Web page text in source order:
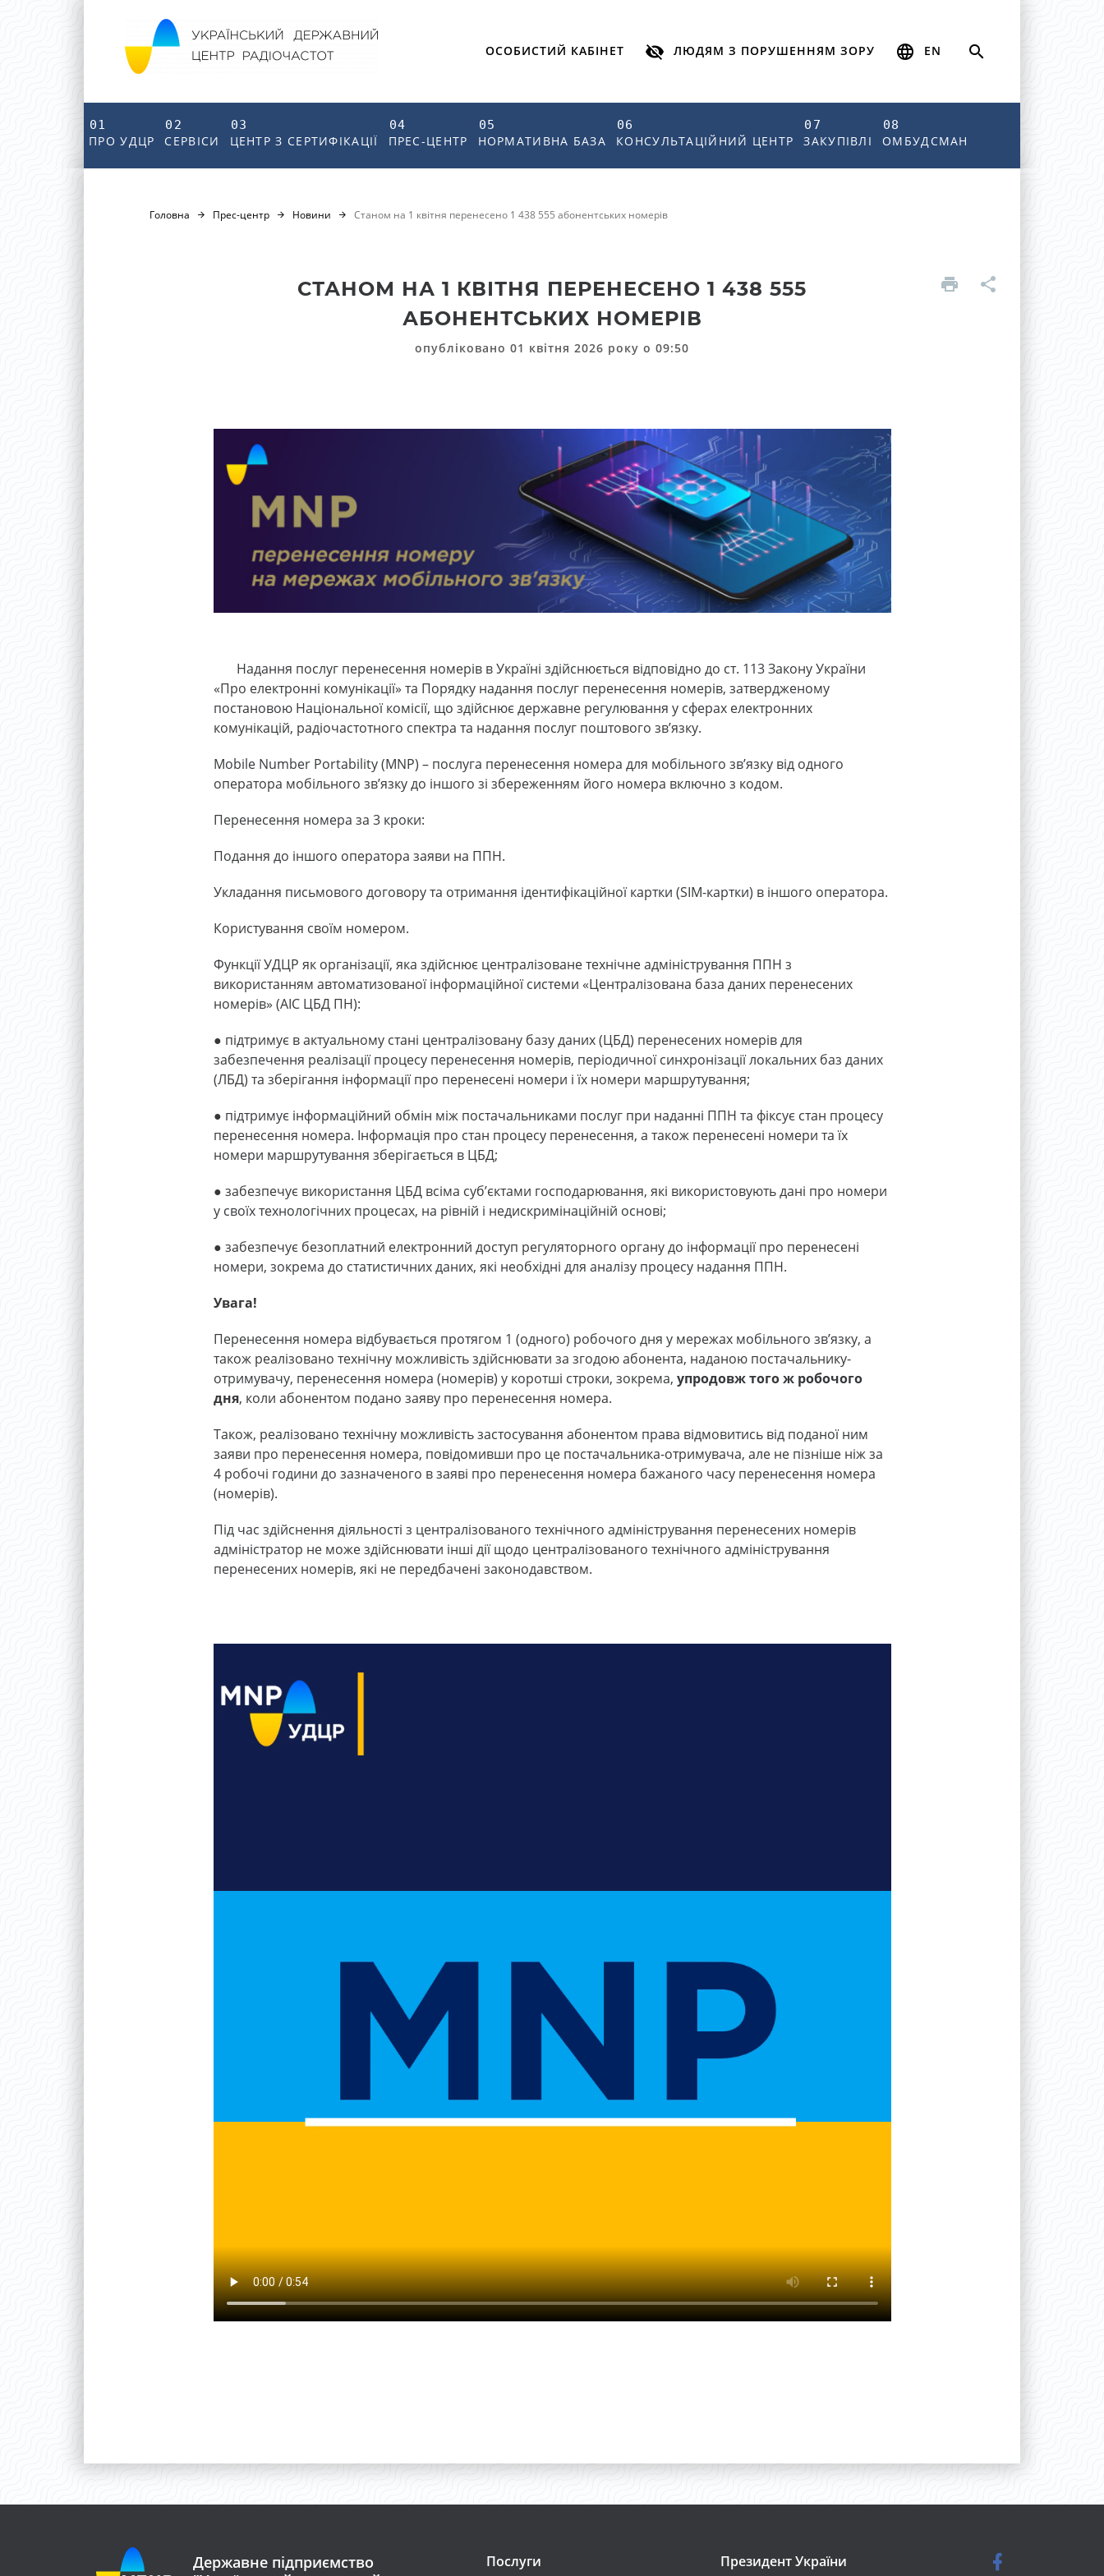
ОСОБИСТИЙ КАБІНЕТ ЛЮДЯМ З ПОРУШЕННЯМ ЗОРУ EN
01
ПРО УДЦР
02
СЕРВІСИ
03
ЦЕНТР З СЕРТИФІКАЦІЇ
04
ПРЕС-ЦЕНТР
05
НОРМАТИВНА БАЗА
06
КОНСУЛЬТАЦІЙНИЙ ЦЕНТР
07
ЗАКУПІВЛІ
08
ОМБУДСМАН
Головна Прес-центр Новини Станом на 1 квітня перенесено 1 438 555 абонентських номерів
СТАНОМ НА 1 КВІТНЯ ПЕРЕНЕСЕНО 1 438 555
АБОНЕНТСЬКИХ НОМЕРІВ
опубліковано 01 квітня 2026 року о 09:50
Надання послуг перенесення номерів в Україні здійснюється відповідно до ст. 113 Закону України
«Про електронні комунікації» та Порядку надання послуг перенесення номерів, затвердженому
постановою Національної комісії, що здійснює державне регулювання у сферах електронних
комунікацій, радіочастотного спектра та надання послуг поштового зв’язку.
Mobile Number Portability (MNP) – послуга перенесення номера для мобільного зв’язку від одного
оператора мобільного зв’язку до іншого зі збереженням його номера включно з кодом.
Перенесення номера за 3 кроки:
Подання до іншого оператора заяви на ППН.
Укладання письмового договору та отримання ідентифікаційної картки (SIM-картки) в іншого оператора.
Користування своїм номером.
Функції УДЦР як організації, яка здійснює централізоване технічне адміністрування ППН з
використанням автоматизованої інформаційної системи «Централізована база даних перенесених
номерів» (АІС ЦБД ПН):
● підтримує в актуальному стані централізовану базу даних (ЦБД) перенесених номерів для
забезпечення реалізації процесу перенесення номерів, періодичної синхронізації локальних баз даних
(ЛБД) та зберігання інформації про перенесені номери і їх номери маршрутування;
● підтримує інформаційний обмін між постачальниками послуг при наданні ППН та фіксує стан процесу
перенесення номера. Інформація про стан процесу перенесення, а також перенесені номери та їх
номери маршрутування зберігається в ЦБД;
● забезпечує використання ЦБД всіма суб’єктами господарювання, які використовують дані про номери
у своїх технологічних процесах, на рівній і недискримінаційній основі;
● забезпечує безоплатний електронний доступ регуляторного органу до інформації про перенесені
номери, зокрема до статистичних даних, які необхідні для аналізу процесу надання ППН.
Увага!
Перенесення номера відбувається протягом 1 (одного) робочого дня у мережах мобільного зв’язку, а
також реалізовано технічну можливість здійснювати за згодою абонента, наданою постачальнику-
отримувачу, перенесення номера (номерів) у коротші строки, зокрема, упродовж того ж робочого
дня, коли абонентом подано заяву про перенесення номера.
Також, реалізовано технічну можливість застосування абонентом права відмовитись від поданої ним
заяви про перенесення номера, повідомивши про це постачальника-отримувача, але не пізніше ніж за
4 робочі години до зазначеного в заяві про перенесення номера бажаного часу перенесення номера
(номерів).
Під час здійснення діяльності з централізованого технічного адміністрування перенесених номерів
адміністратор не може здійснювати інші дії щодо централізованого технічного адміністрування
перенесених номерів, які не передбачені законодавством.
Державне підприємство
Послуги Президент України